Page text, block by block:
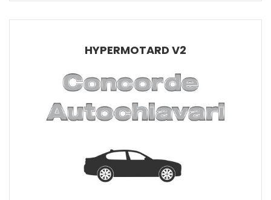
HYPERMOTARD V2